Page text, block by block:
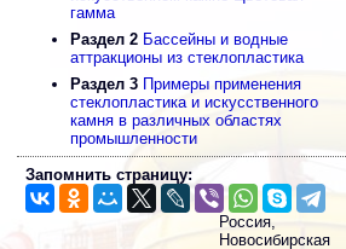
гамма
Раздел 2 Бассейны и водные
аттракционы из стеклопластика
Раздел 3 Примеры применения
стеклопластика и искусственного
камня в различных областях
промышленности
Запомнить страницу:
Россия,
Новосибирская